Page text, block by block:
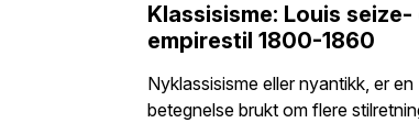
Klassisisme: Louis seize-
empirestil 1800-1860
Nyklassisisme eller nyantikk, er en
betegnelse brukt om flere